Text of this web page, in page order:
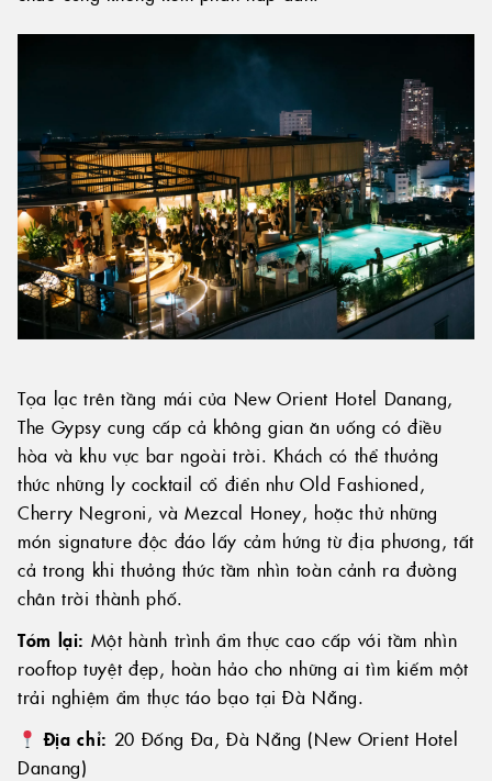
Tọa lạc trên tầng mái của New Orient Hotel Danang,
The Gypsy cung cấp cả không gian ăn uống có điều
hòa và khu vực bar ngoài trời. Khách có thể thưởng
thức những ly cocktail cổ điển như Old Fashioned,
Cherry Negroni, và Mezcal Honey, hoặc thử những
món signature độc đáo lấy cảm hứng từ địa phương, tất
cả trong khi thưởng thức tầm nhìn toàn cảnh ra đường
chân trời thành phố.
Tóm lại: Một hành trình ẩm thực cao cấp với tầm nhìn
rooftop tuyệt đẹp, hoàn hảo cho những ai tìm kiếm một
trải nghiệm ẩm thực táo bạo tại Đà Nẵng.
Địa chỉ: 20 Đống Đa, Đà Nẵng (New Orient Hotel
Danang)